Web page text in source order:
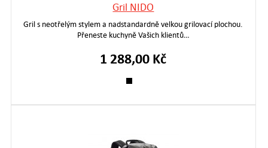
Gril NIDO
Gril s neotřelým stylem a nadstandardně velkou grilovací plochou.
Přeneste kuchyně Vašich klientů…
1 288,00 Kč